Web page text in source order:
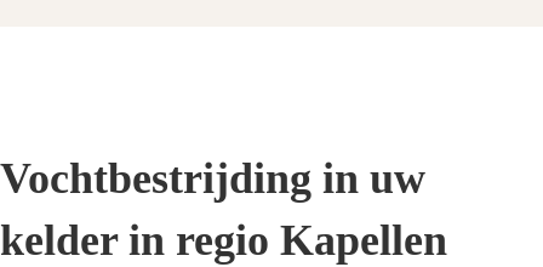
Vochtbestrijding in uw
kelder in regio Kapellen